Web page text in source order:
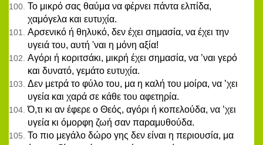
Το μικρό σας θαύμα να φέρνει πάντα ελπίδα,
χαμόγελα και ευτυχία.
Αρσενικό ή θηλυκό, δεν έχει σημασία, να έχει την
υγειά του, αυτή 'ναι η μόνη αξία!
Αγόρι ή κοριτσάκι, μικρή έχει σημασία, να ’ναι γερό
και δυνατό, γεμάτο ευτυχία.
Δεν μετρά το φύλο του, μα η καλή του μοίρα, να ’χει
υγεία και χαρά σε κάθε του αφετηρία.
Ό,τι κι αν έφερε ο Θεός, αγόρι ή κοπελούδα, να ’χει
υγεία κι όμορφη ζωή σαν παραμυθούδα.
Το πιο μεγάλο δώρο γης δεν είναι η περιουσία, μα